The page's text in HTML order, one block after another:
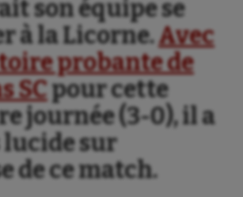
la main
poing
son équipe se
à la Licorne.Avec
probante de
SCpour cette
journée (3-0), il a
lucide sur
de ce match.